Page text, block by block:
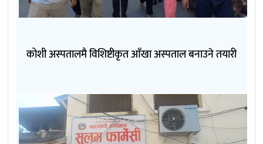
कोशी अस्पतालमै विशिष्टीकृत आँखा अस्पताल बनाउने तयारी